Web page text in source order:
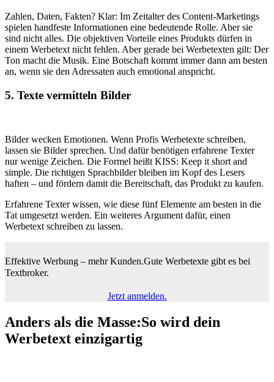
Zahlen, Daten, Fakten? Klar: Im Zeitalter des Content-Marketings
spielen handfeste Informationen eine bedeutende Rolle. Aber sie
sind nicht alles. Die objektiven Vorteile eines Produkts dürfen in
einem Werbetext nicht fehlen. Aber gerade bei Werbetexten gilt: Der
Ton macht die Musik. Eine Botschaft kommt immer dann am besten
an, wenn sie den Adressaten auch emotional anspricht.
5. Texte vermitteln Bilder
Bilder wecken Emotionen. Wenn Profis Werbetexte schreiben,
lassen sie Bilder sprechen. Und dafür benötigen erfahrene Texter
nur wenige Zeichen. Die Formel heißt KISS: Keep it short and
simple. Die richtigen Sprachbilder bleiben im Kopf des Lesers
haften – und fördern damit die Bereitschaft, das Produkt zu kaufen.
Erfahrene Texter wissen, wie diese fünf Elemente am besten in die
Tat umgesetzt werden. Ein weiteres Argument dafür, einen
Werbetext schreiben zu lassen.
Effektive Werbung – mehr Kunden.Gute Werbetexte gibt es bei
Textbroker.
Jetzt anmelden.
Anders als die Masse:So wird dein
Werbetext einzigartig